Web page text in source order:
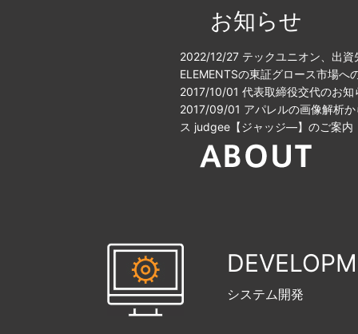
お知らせ
2022/12/27 テックユニオン、出資
ELEMENTSの東証グロース市場へ
2017/10/01 代表取締役交代のお知
2017/09/01 アパレルの画像解析
ス judgee【ジャッジ―】のご案内
システム開発